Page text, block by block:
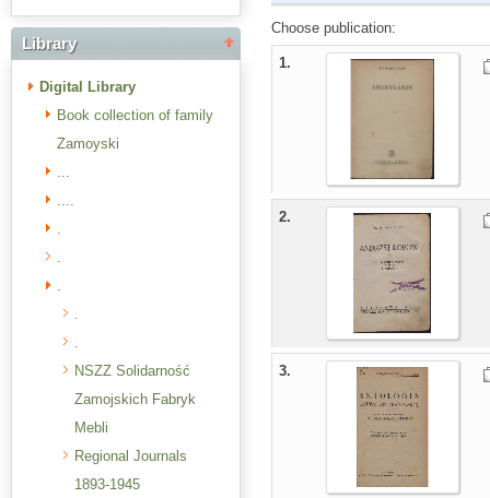
Library
Digital Library
Book collection of family
Zamoyski
...
....
.
.
.
.
.
NSZZ Solidarność
Zamojskich Fabryk
Mebli
Regional Journals
1893-1945
Choose publication:
1.
2.
3.